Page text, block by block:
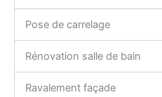
Pose de carrelage
Rénovation salle de bain
Ravalement façade